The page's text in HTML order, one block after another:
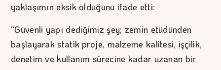
yaklaşımın eksik olduğunu ifade etti:
“Güvenli yapı dediğimiz şey; zemin etüdünden
başlayarak statik proje, malzeme kalitesi, işçilik,
denetim ve kullanım sürecine kadar uzanan bir